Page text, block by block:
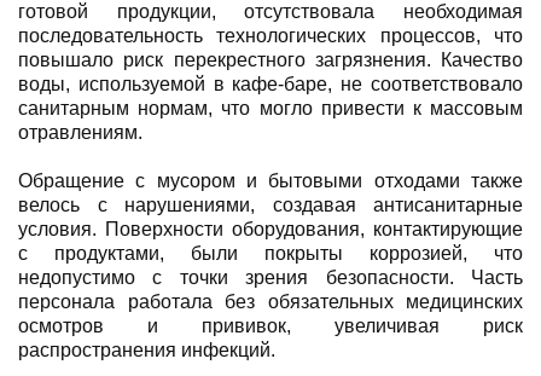
готовой продукции, отсутствовала необходимая
последовательность технологических процессов, что
повышало риск перекрестного загрязнения. Качество
воды, используемой в кафе-баре, не соответствовало
санитарным нормам, что могло привести к массовым
отравлениям.
Обращение с мусором и бытовыми отходами также
велось с нарушениями, создавая антисанитарные
условия. Поверхности оборудования, контактирующие
с продуктами, были покрыты коррозией, что
недопустимо с точки зрения безопасности. Часть
персонала работала без обязательных медицинских
осмотров и прививок, увеличивая риск
распространения инфекций.